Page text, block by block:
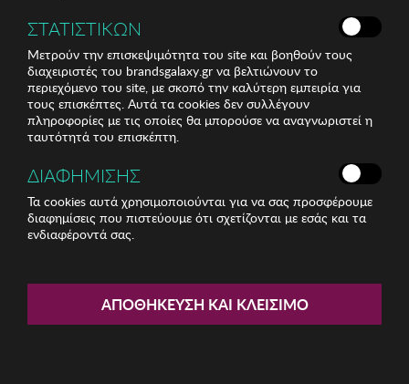
Γυναικείο Ρολόι KCNY
ΣΤΑΤΙΣΤΙΚΩΝ
Μετρούν την επισκεψιμότητα του site και βοηθούν τους
διαχειριστές του brandsgalaxy.gr να βελτιώνουν το
περιεχόμενο του site, με σκοπό την καλύτερη εμπειρία για
τους επισκέπτες. Αυτά τα cookies δεν συλλέγουν
πληροφορίες με τις οποίες θα μπορούσε να αναγνωριστεί η
ταυτότητά του επισκέπτη.
ΔΙΑΦΗΜΙΣΗΣ
Τα cookies αυτά χρησιμοποιούνται για να σας προσφέρουμε
διαφημίσεις που πιστεύουμε ότι σχετίζονται με εσάς και τα
ενδιαφέροντά σας.
ΑΠΟΘΉΚΕΥΣΗ ΚΑΙ ΚΛΕΊΣΙΜΟ